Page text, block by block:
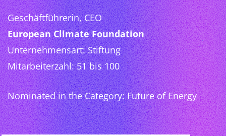
Geschäftführerin, CEO
European Climate Foundation
Unternehmensart: Stiftung
Mitarbeiterzahl: 51 bis 100
Nominated in the Category: Future of Energy